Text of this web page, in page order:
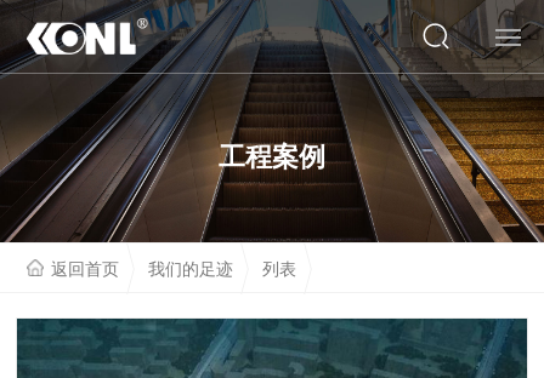
网站首页
关于我们
产品系列
工程案例
返回首页 我们的足迹 列表